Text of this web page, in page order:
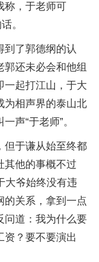
称，于老师可
。
到了郭德纲的认
还未必会和他组
一起打江山，于大
为相声界的泰山北
声“于老师”。
但于谦从始至终都
其他的事概不过
大爷始终没有违
的关系，拿到一点
问道：我为什么要
资？要不要演出